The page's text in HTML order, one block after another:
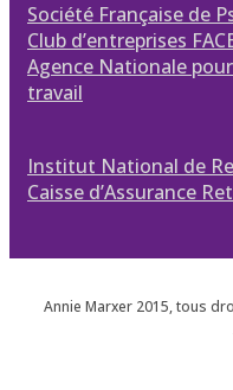
Société Française de
Club d’entreprises
Agence Nationale
travail
Institut National de
Caisse d’Assurance
Annie Marxer 2015, tous